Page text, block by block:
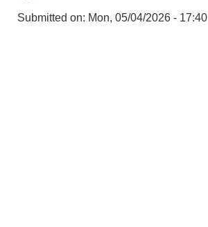
Submitted on: Mon, 05/04/2026 - 17:40